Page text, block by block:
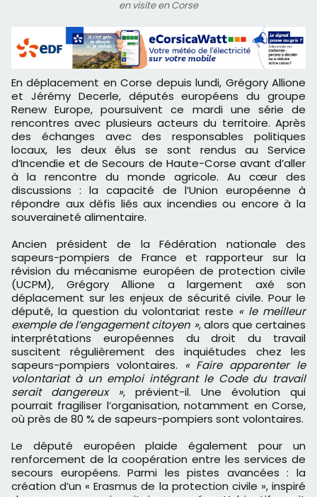
en visite en Corse
En déplacement en Corse depuis lundi, Grégory Allione
et Jérémy Decerle, députés européens du groupe
Renew Europe, poursuivent ce mardi une série de
rencontres avec plusieurs acteurs du territoire. Après
des échanges avec des responsables politiques
locaux, les deux élus se sont rendus au Service
d’Incendie et de Secours de Haute-Corse avant d’aller
à la rencontre du monde agricole. Au cœur des
discussions : la capacité de l’Union européenne à
répondre aux défis liés aux incendies ou encore à la
souveraineté alimentaire.
Ancien président de la Fédération nationale des
sapeurs-pompiers de France et rapporteur sur la
révision du mécanisme européen de protection civile
(UCPM), Grégory Allione a largement axé son
déplacement sur les enjeux de sécurité civile. Pour le
député, la question du volontariat reste « le meilleur
exemple de l’engagement citoyen », alors que certaines
interprétations européennes du droit du travail
suscitent régulièrement des inquiétudes chez les
sapeurs-pompiers volontaires.
« Faire apparenter le
volontariat à un emploi intégrant le Code du travail
serait dangereux », prévient-il. Une évolution qui
pourrait fragiliser l’organisation, notamment en Corse,
où près de 80 % de sapeurs-pompiers sont volontaires.
Le député européen plaide également pour un
renforcement de la coopération entre les services de
secours européens. Parmi les pistes avancées : la
création d’un « Erasmus de la protection civile », inspiré